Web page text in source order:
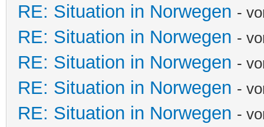
RE: Situation in Norwegen -
RE: Situation in Norwegen -
RE: Situation in Norwegen -
RE: Situation in Norwegen -
RE: Situation in Norwegen -